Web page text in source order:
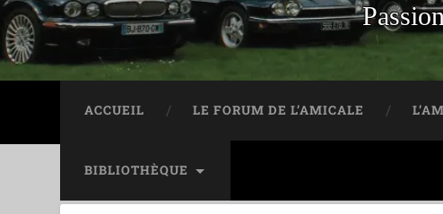
ACCUEIL LE FORUM DE L’AMICALE
BIBLIOTHÈQUE